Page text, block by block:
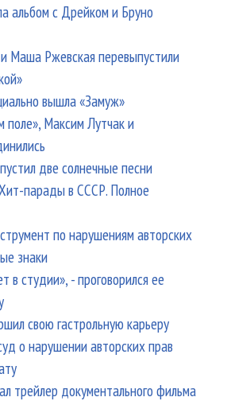
альбом с Дрейком и Бруно
Маша Ржевская перевыпустили
вышла «Замуж»
поле», Максим Лутчак и
две солнечные песни
парады в СССР. Полное
по нарушениям авторских
знаки
в студии», - проговорился ее
свою гастрольную карьеру
о нарушении авторских прав
трейлер документального фильма